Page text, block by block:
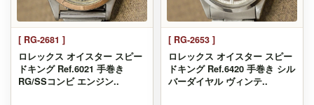
[ RG-2681 ]
ロレックス オイスター スピー
ドキング Ref.6021 手巻き
RG/SSコンビ エンジン..
[ RG-2653 ]
ロレックス オイスター スピー
ドキング Ref.6420 手巻き シル
バーダイヤル ヴィンテ..